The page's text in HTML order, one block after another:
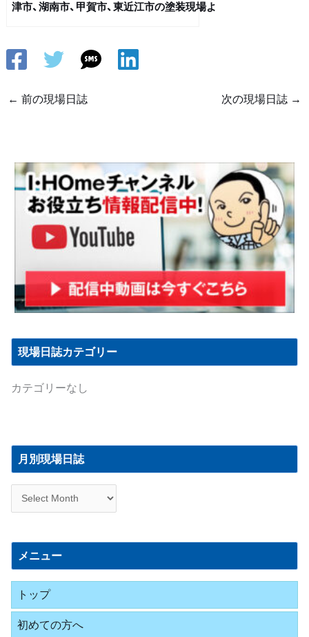
津市、湖南市、甲賀市、東近江市の塗装現場よ
← 前の現場日誌 次の現場日誌 →
現場日誌カテゴリー
カテゴリーなし
月別現場日誌
現
日
メニュー
トップ
初めての方へ